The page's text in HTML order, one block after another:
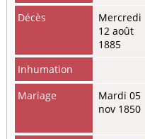
Décès
Mercredi
12 août
1885
Inhumation
Mariage
Mardi 05
nov 1850